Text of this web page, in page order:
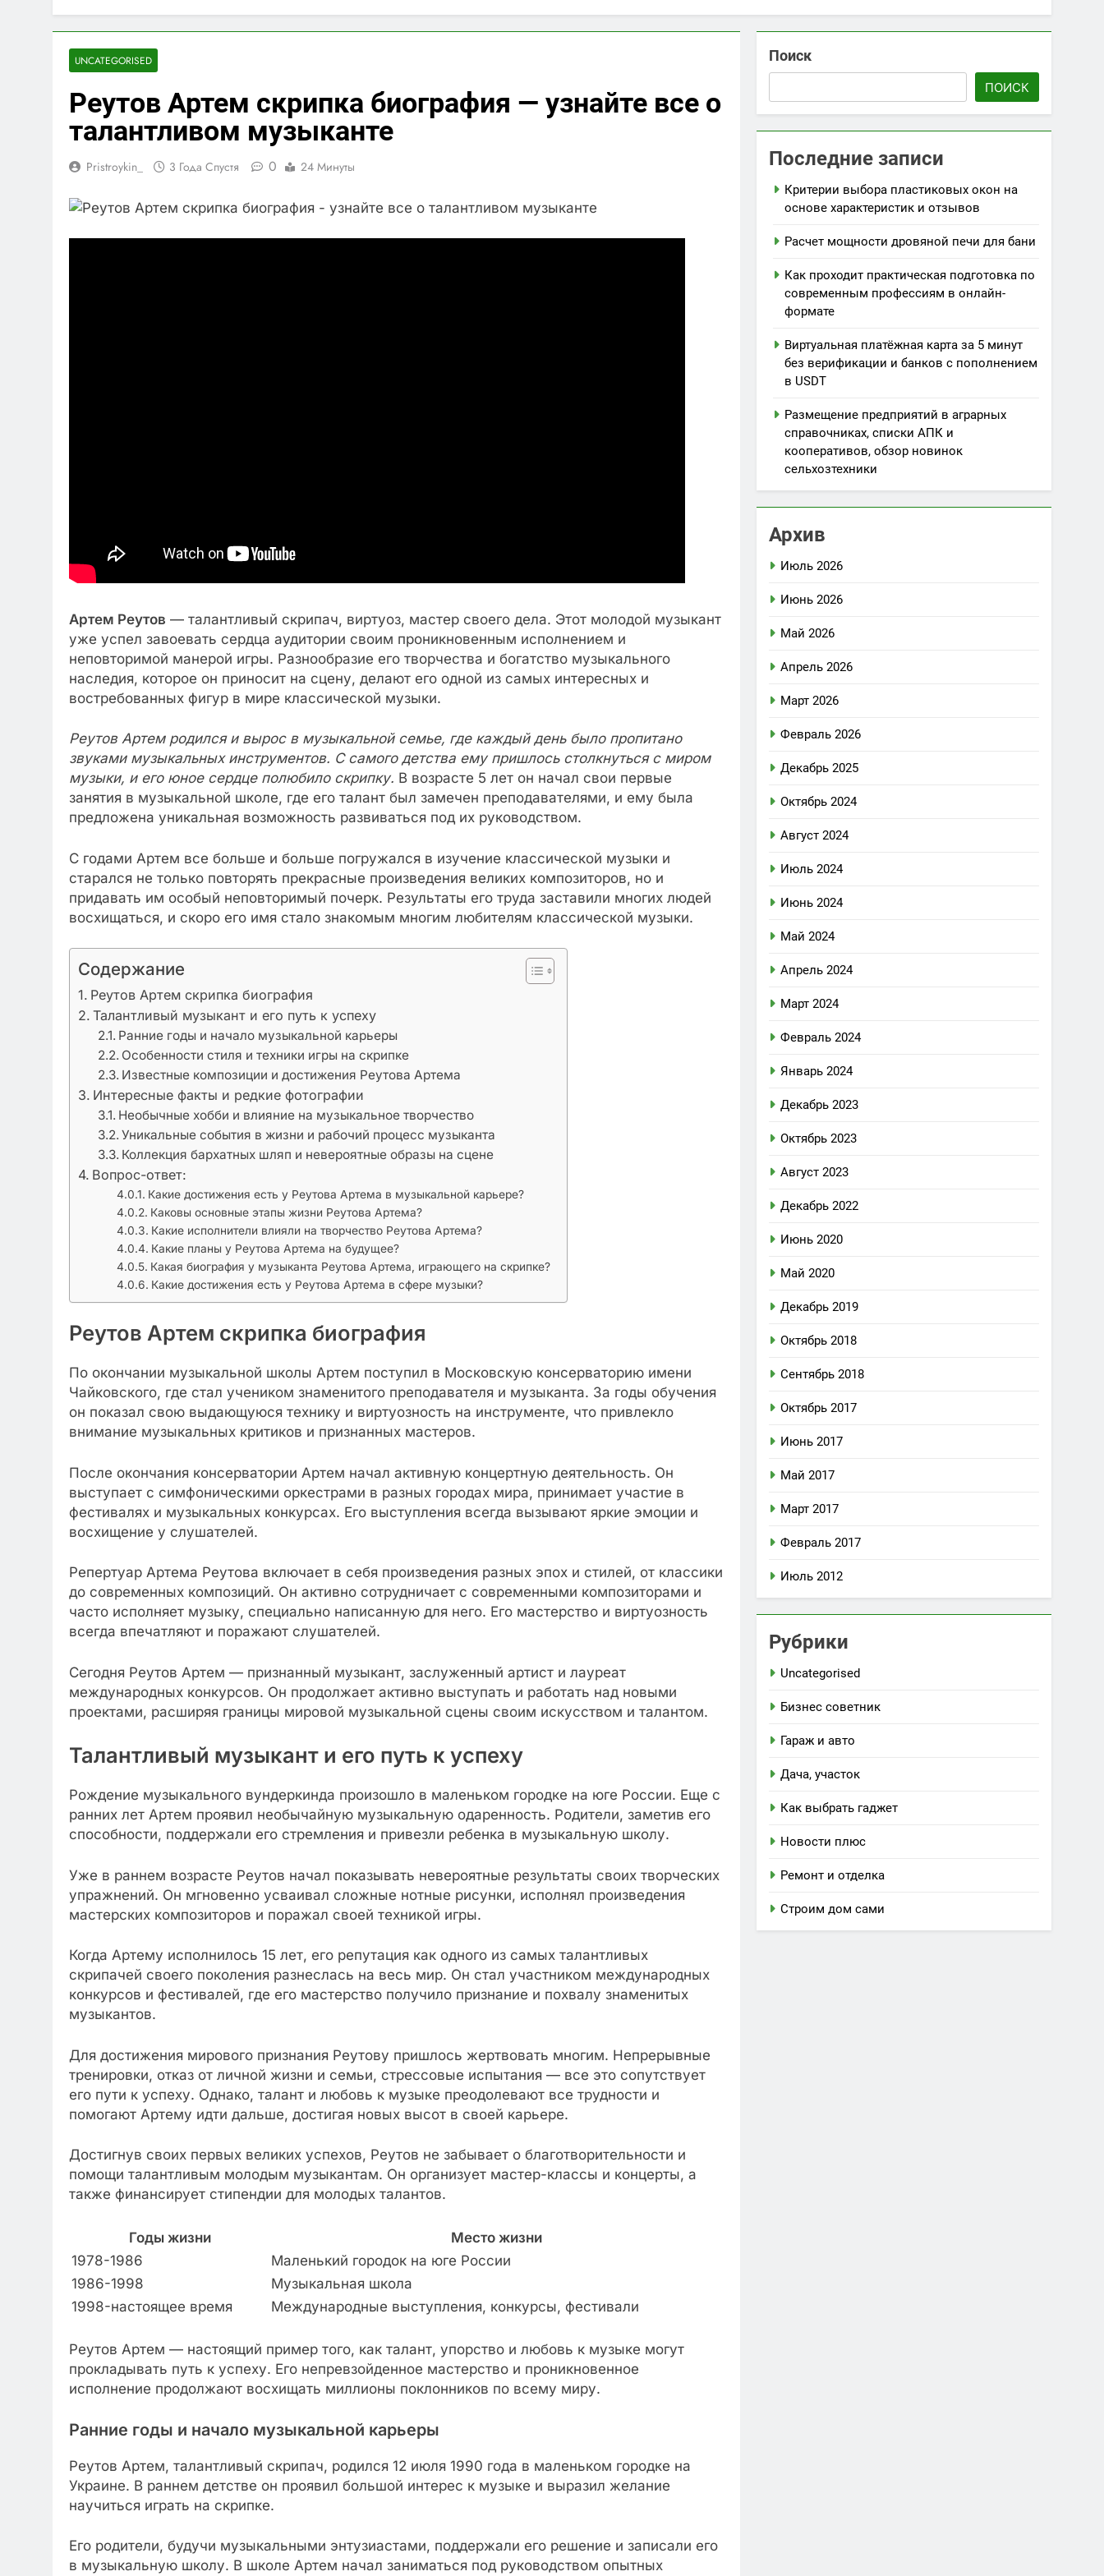
UNCATEGORISED
Реутов Артем скрипка биография — узнайте все о
талантливом музыканте
Pristroykin_ 3 Года Спустя 0 24 Минуты
Артем Реутов — талантливый скрипач, виртуоз, мастер своего дела. Этот молодой музыкант
уже успел завоевать сердца аудитории своим проникновенным исполнением и
неповторимой манерой игры. Разнообразие его творчества и богатство музыкального
наследия, которое он приносит на сцену, делают его одной из самых интересных и
востребованных фигур в мире классической музыки.
Реутов Артем родился и вырос в музыкальной семье, где каждый день было пропитано
звуками музыкальных инструментов. С самого детства ему пришлось столкнуться с миром
музыки, и его юное сердце полюбило скрипку. В возрасте 5 лет он начал свои первые
занятия в музыкальной школе, где его талант был замечен преподавателями, и ему была
предложена уникальная возможность развиваться под их руководством.
С годами Артем все больше и больше погружался в изучение классической музыки и
старался не только повторять прекрасные произведения великих композиторов, но и
придавать им особый неповторимый почерк. Результаты его труда заставили многих людей
восхищаться, и скоро его имя стало знакомым многим любителям классической музыки.
Содержание
Реутов Артем скрипка биография
Талантливый музыкант и его путь к успеху
Ранние годы и начало музыкальной карьеры
Особенности стиля и техники игры на скрипке
Известные композиции и достижения Реутова Артема
Интересные факты и редкие фотографии
Необычные хобби и влияние на музыкальное творчество
Уникальные события в жизни и рабочий процесс музыканта
Коллекция бархатных шляп и невероятные образы на сцене
Вопрос-ответ:
Какие достижения есть у Реутова Артема в музыкальной карьере?
Каковы основные этапы жизни Реутова Артема?
Какие исполнители влияли на творчество Реутова Артема?
Какие планы у Реутова Артема на будущее?
Какая биография у музыканта Реутова Артема, играющего на скрипке?
Какие достижения есть у Реутова Артема в сфере музыки?
Реутов Артем скрипка биография
По окончании музыкальной школы Артем поступил в Московскую консерваторию имени
Чайковского, где стал учеником знаменитого преподавателя и музыканта. За годы обучения
он показал свою выдающуюся технику и виртуозность на инструменте, что привлекло
внимание музыкальных критиков и признанных мастеров.
После окончания консерватории Артем начал активную концертную деятельность. Он
выступает с симфоническими оркестрами в разных городах мира, принимает участие в
фестивалях и музыкальных конкурсах. Его выступления всегда вызывают яркие эмоции и
восхищение у слушателей.
Репертуар Артема Реутова включает в себя произведения разных эпох и стилей, от классики
до современных композиций. Он активно сотрудничает с современными композиторами и
часто исполняет музыку, специально написанную для него. Его мастерство и виртуозность
всегда впечатляют и поражают слушателей.
Сегодня Реутов Артем — признанный музыкант, заслуженный артист и лауреат
международных конкурсов. Он продолжает активно выступать и работать над новыми
проектами, расширяя границы мировой музыкальной сцены своим искусством и талантом.
Талантливый музыкант и его путь к успеху
Рождение музыкального вундеркинда произошло в маленьком городке на юге России. Еще с
ранних лет Артем проявил необычайную музыкальную одаренность. Родители, заметив его
способности, поддержали его стремления и привезли ребенка в музыкальную школу.
Уже в раннем возрасте Реутов начал показывать невероятные результаты своих творческих
упражнений. Он мгновенно усваивал сложные нотные рисунки, исполнял произведения
мастерских композиторов и поражал своей техникой игры.
Когда Артему исполнилось 15 лет, его репутация как одного из самых талантливых
скрипачей своего поколения разнеслась на весь мир. Он стал участником международных
конкурсов и фестивалей, где его мастерство получило признание и похвалу знаменитых
музыкантов.
Для достижения мирового признания Реутову пришлось жертвовать многим. Непрерывные
тренировки, отказ от личной жизни и семьи, стрессовые испытания — все это сопутствует
его пути к успеху. Однако, талант и любовь к музыке преодолевают все трудности и
помогают Артему идти дальше, достигая новых высот в своей карьере.
Достигнув своих первых великих успехов, Реутов не забывает о благотворительности и
помощи талантливым молодым музыкантам. Он организует мастер-классы и концерты, а
также финансирует стипендии для молодых талантов.
Годы жизни
Место жизни
1978-1986
Маленький городок на юге России
1986-1998
Музыкальная школа
1998-настоящее время
Международные выступления, конкурсы, фестивали
Реутов Артем — настоящий пример того, как талант, упорство и любовь к музыке могут
прокладывать путь к успеху. Его непревзойденное мастерство и проникновенное
исполнение продолжают восхищать миллионы поклонников по всему миру.
Ранние годы и начало музыкальной карьеры
Реутов Артем, талантливый скрипач, родился 12 июля 1990 года в маленьком городке на
Украине. В раннем детстве он проявил большой интерес к музыке и выразил желание
научиться играть на скрипке.
Его родители, будучи музыкальными энтузиастами, поддержали его решение и записали его
в музыкальную школу. В школе Артем начал заниматься под руководством опытных
Поиск
ПОИСК
Последние записи
Критерии выбора пластиковых окон на
основе характеристик и отзывов
Расчет мощности дровяной печи для бани
Как проходит практическая подготовка по
современным профессиям в онлайн-
формате
Виртуальная платёжная карта за 5 минут
без верификации и банков с пополнением
в USDT
Размещение предприятий в аграрных
справочниках, списки АПК и
кооперативов, обзор новинок
сельхозтехники
Архив
Июль 2026
Июнь 2026
Май 2026
Апрель 2026
Март 2026
Февраль 2026
Декабрь 2025
Октябрь 2024
Август 2024
Июль 2024
Июнь 2024
Май 2024
Апрель 2024
Март 2024
Февраль 2024
Январь 2024
Декабрь 2023
Октябрь 2023
Август 2023
Декабрь 2022
Июнь 2020
Май 2020
Декабрь 2019
Октябрь 2018
Сентябрь 2018
Октябрь 2017
Июнь 2017
Май 2017
Март 2017
Февраль 2017
Июль 2012
Рубрики
Uncategorised
Бизнес советник
Гараж и авто
Дача, участок
Как выбрать гаджет
Новости плюс
Ремонт и отделка
Строим дом сами